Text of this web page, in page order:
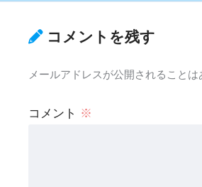
コメントを残す
メールアドレスが公開されることは
コメント ※